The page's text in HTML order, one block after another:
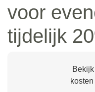
voor
tijdelijk